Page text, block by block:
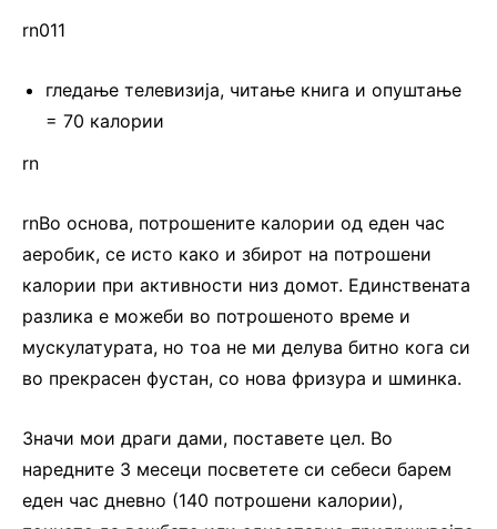
rn011
гледање телевизија, читање книга и опуштање
= 70 калории
rn
rnВо основа, потрошените калории од еден час
аеробик, се исто како и збирот на потрошени
калории при активности низ домот. Единствената
разлика е можеби во потрошеното време и
мускулатурата, но тоа не ми делува битно кога си
во прекрасен фустан, со нова фризура и шминка.
Значи мои драги дами, поставете цел. Во
наредните 3 месеци посветете си себеси барем
еден час дневно (140 потрошени калории),